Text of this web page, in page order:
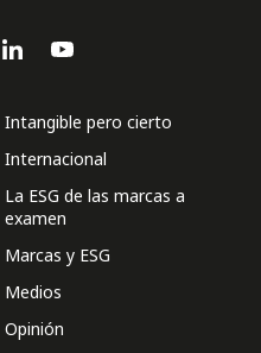
Intangible pero cierto
Internacional
La ESG de las marcas a
examen
Marcas y ESG
Medios
Opinión